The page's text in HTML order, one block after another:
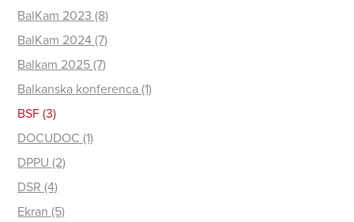
BalKam 2023 (8)
BalKam 2024 (7)
Balkam 2025 (7)
Balkanska konferenca (1)
BSF (3)
DOCUDOC (1)
DPPU (2)
DSR (4)
Ekran (5)